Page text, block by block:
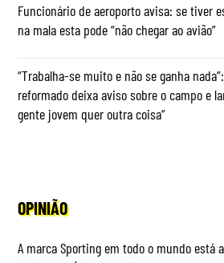
Funcionário de aeroporto avisa: se tiver
na mala esta pode “não chegar ao avião”
“Trabalha-se muito e não se ganha
reformado deixa aviso sobre o campo e
gente jovem quer outra coisa”
OPINIÃO
A marca Sporting em todo o mundo está